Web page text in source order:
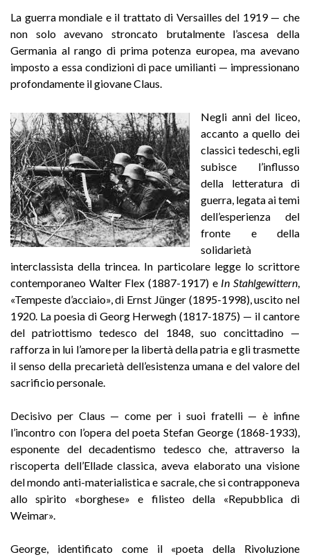
La guerra mondiale e il trattato di Versailles del 1919 — che
non solo avevano stroncato brutalmente l’ascesa della
Germania al rango di prima potenza europea, ma avevano
imposto a essa condizioni di pace umilianti — impressionano
profondamente il giovane Claus.
Negli anni del liceo,
accanto a quello dei
classici tedeschi, egli
subisce l’influsso
della letteratura di
guerra, legata ai temi
dell’esperienza del
fronte e della
solidarietà
interclassista della trincea. In particolare legge lo scrittore
contemporaneo Walter Flex (1887-1917) e In Stahlgewittern
«Tempeste d’acciaio», di Ernst Jünger (1895-1998), uscito nel
1920. La poesia di Georg Herwegh (1817-1875) — il cantore
del patriottismo tedesco del 1848, suo concittadino —
rafforza in lui l’amore per la libertà della patria e gli trasmette
il senso della precarietà dell’esistenza umana e del valore del
sacrificio personale.
Decisivo per Claus — come per i suoi fratelli — è infine
l’incontro con l’opera del poeta Stefan George (1868-1933),
esponente del decadentismo tedesco che, attraverso la
riscoperta dell’Ellade classica, aveva elaborato una visione
del mondo anti-materialistica e sacrale, che si contrapponeva
allo spirito «borghese» e filisteo della «Repubblica di
Weimar».
George, identificato come il «poeta della Rivoluzione